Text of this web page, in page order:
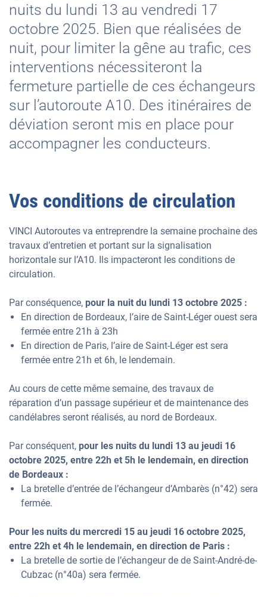
nuits du lundi 13 au vendredi 17
octobre 2025. Bien que réalisées de
nuit, pour limiter la gêne au trafic, ces
interventions nécessiteront la
fermeture partielle de ces échangeurs
sur l’autoroute A10. Des itinéraires de
déviation seront mis en place pour
accompagner les conducteurs.
Vos conditions de circulation
VINCI Autoroutes va entreprendre la semaine prochaine des
travaux d’entretien et portant sur la signalisation
horizontale sur l’A10. Ils impacteront les conditions de
circulation.
Par conséquence, pour la nuit du lundi 13 octobre 2025 :
En direction de Bordeaux, l’aire de Saint-Léger ouest sera
fermée entre 21h à 23h
En direction de Paris, l’aire de Saint-Léger est sera
fermée entre 21h et 6h, le lendemain.
Au cours de cette même semaine, des travaux de
réparation d’un passage supérieur et de maintenance des
candélabres seront réalisés, au nord de Bordeaux.
Par conséquent, pour les nuits du lundi 13 au jeudi 16
octobre 2025, entre 22h et 5h le lendemain, en direction
de Bordeaux :
La bretelle d’entrée de l’échangeur d’Ambarès (n°42) sera
fermée.
Pour les nuits du mercredi 15 au jeudi 16 octobre 2025,
entre 22h et 4h le lendemain, en direction de Paris :
La bretelle de sortie de l’échangeur de de Saint-André-de-
Cubzac (n°40a) sera fermée.